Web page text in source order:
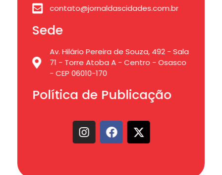
contato@jornaldascidades.com.br
Sede
Av. Hilário Pereira de Souza, 492 - Sala
71 - Torre Atoba A - Centro - Osasco
- CEP 06010-170
Política de Publicação